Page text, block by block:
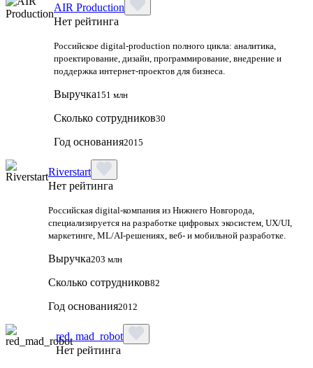
AIR Production
Нет рейтинга
Российское digital-production полного цикла: аналитика,
проектирование, дизайн, программирование, внедрение и
поддержка интернет-проектов для бизнеса.
Выручка151 млн
Сколько сотрудников30
Год основания2015
Riverstart
Нет рейтинга
Российская digital‑компания из Нижнего Новгорода,
специализируется на разработке цифровых экосистем, UX/UI,
маркетинге, ML/AI‑решениях, веб‑ и мобильной разработке.
Выручка203 млн
Сколько сотрудников82
Год основания2012
red_mad_robot
Нет рейтинга